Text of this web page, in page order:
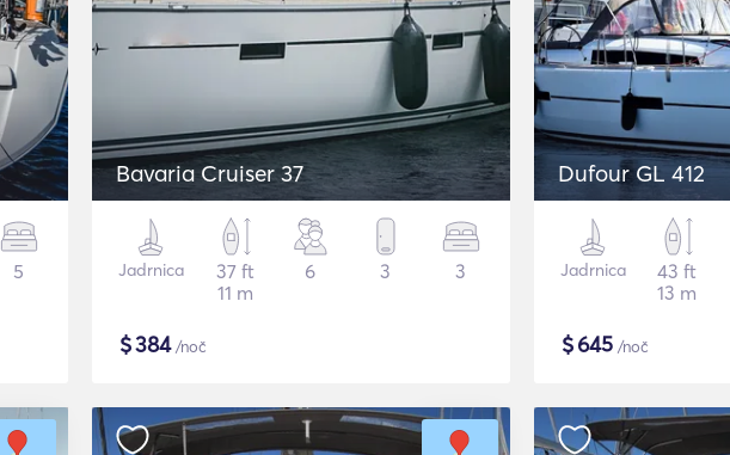
5
Bavaria Cruiser 37
Jadrnica
37 ft
11 m
6 3 3
$384/noč
Dufour GL 412
Jadrnica
43 ft
13 m
$645 /noč